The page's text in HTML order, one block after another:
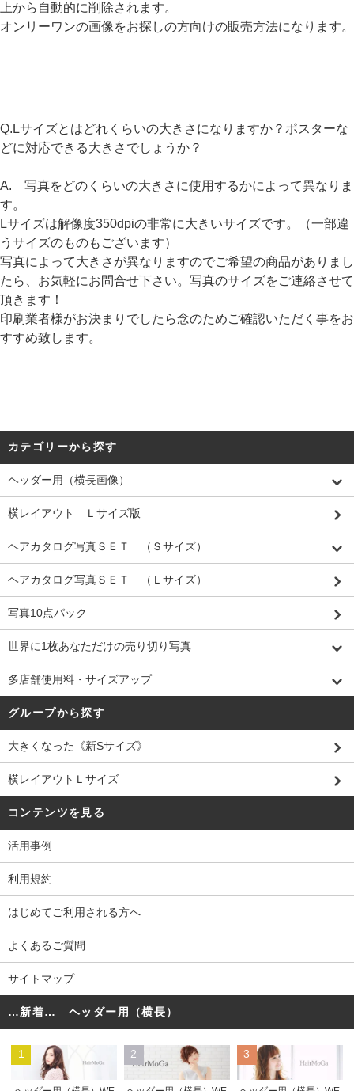
上から自動的に削除されます。
オンリーワンの画像をお探しの方向けの販売方法になります。
Q.Lサイズとはどれくらいの大きさになりますか？ポスターな
どに対応できる大きさでしょうか？
A. 写真をどのくらいの大きさに使用するかによって異なりま
す。
Lサイズは解像度350dpiの非常に大きいサイズです。（一部違
うサイズのものもございます）
写真によって大きさが異なりますのでご希望の商品がありまし
たら、お気軽にお問合せ下さい。写真のサイズをご連絡させて
頂きます！
印刷業者様がお決まりでしたら念のためご確認いただく事をお
すすめ致します。
カテゴリーから探す
ヘッダー用（横長画像）
横レイアウト Ｌサイズ版
ヘアカタログ写真ＳＥＴ （Ｓサイズ）
ヘアカタログ写真ＳＥＴ （Ｌサイズ）
写真10点パック
世界に1枚あなただけの売り切り写真
多店舗使用料・サイズアップ
グループから探す
大きくなった《新Sサイズ》
横レイアウトＬサイズ
コンテンツを見る
活用事例
利用規約
はじめてご利用される方へ
よくあるご質問
サイトマップ
…新着… ヘッダー用（横長）
1 2 3